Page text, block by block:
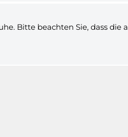
Bitte beachten Sie, dass